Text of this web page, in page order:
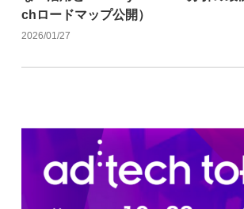
chロードマップ公開）
2026/01/27